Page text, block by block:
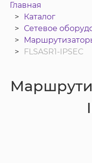
Главная
Каталог
Сетевое
FLSASR1-IPSEC